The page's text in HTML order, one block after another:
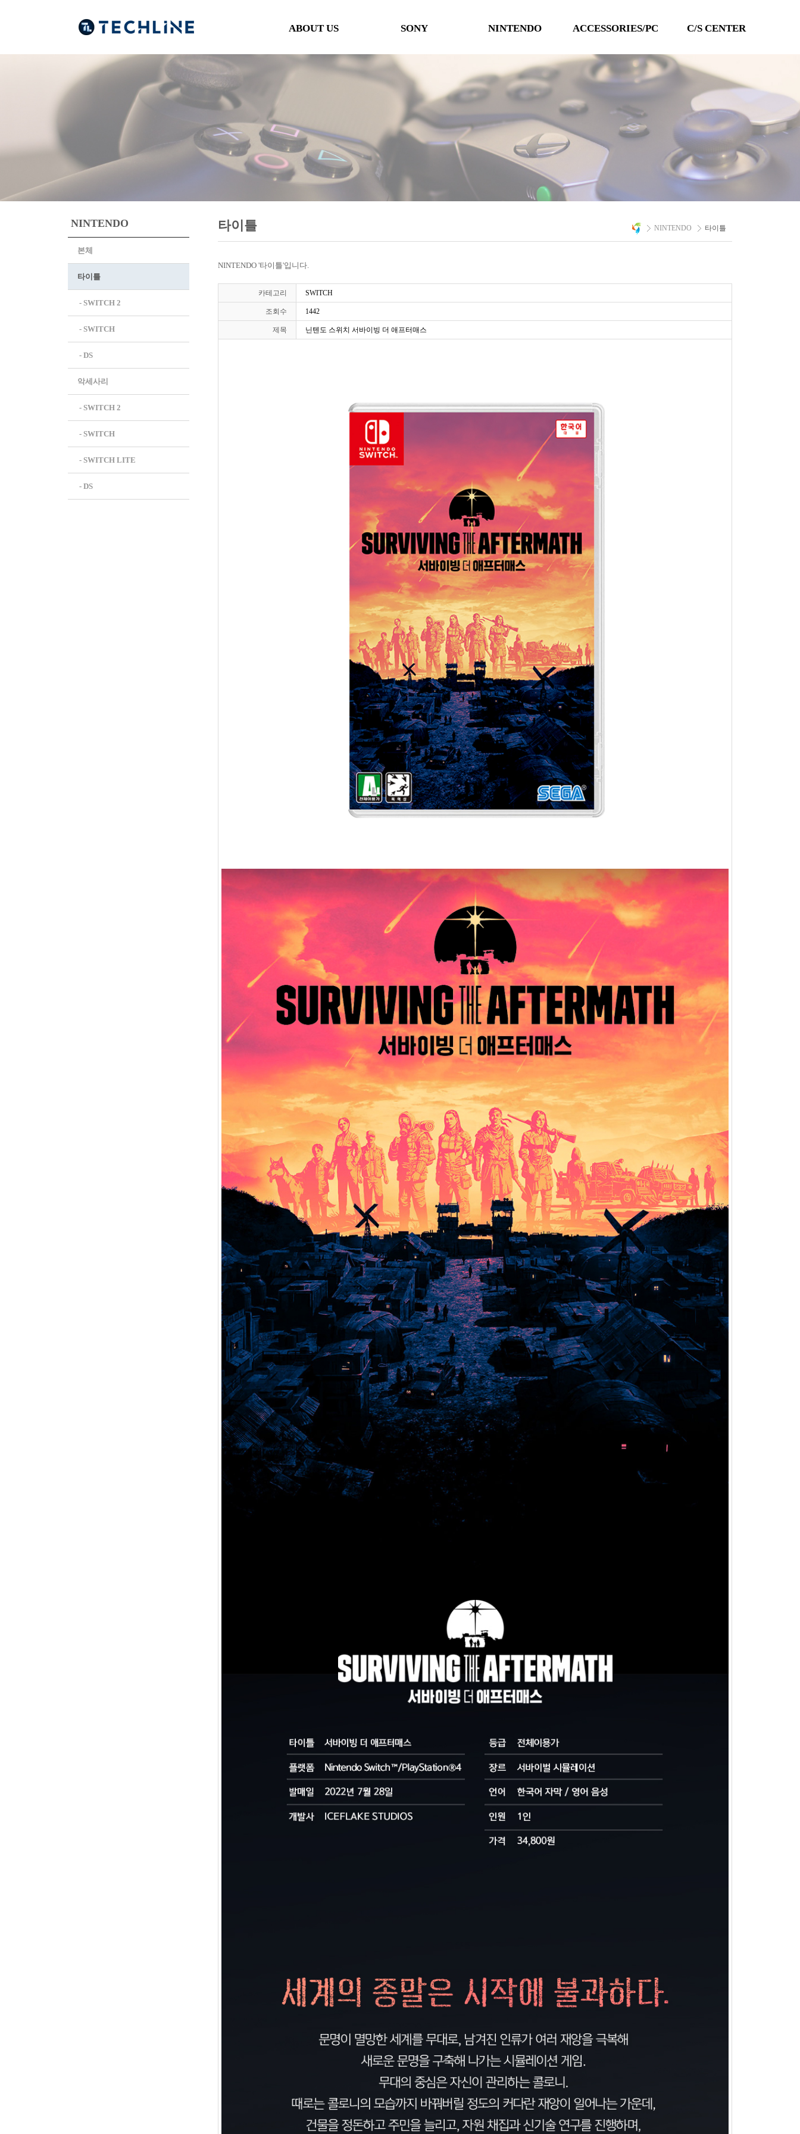
ABOUT US
행사일정
제휴 및 협력제안
SONY
타이틀
악세사리
NINTENDO
타이틀
악세사리
ACCESSORIES/PC
TECHLINE
PC 타이틀
C/S CENTER
이벤트
Q&A
자료실
A/S 문의
NINTENDO
본체
타이틀
- SWITCH 2
- SWITCH
- DS
악세사리
- SWITCH 2
- SWITCH
- SWITCH LITE
- DS
NINTENDO 타이틀
타이틀
NINTENDO '타이틀'입니다.
카테고리 SWITCH
조회수 1442
제목 닌텐도 스위치 서바이빙 더 애프터매스